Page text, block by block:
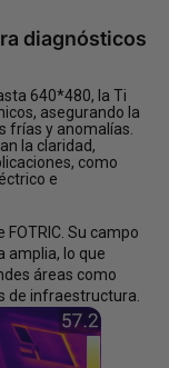
diagnósticos
640*480, la Ti
asegurando la
frías y anomalías.
la claridad,
como
e
Su campo
amplia, lo que
áreas como
de infraestructura.